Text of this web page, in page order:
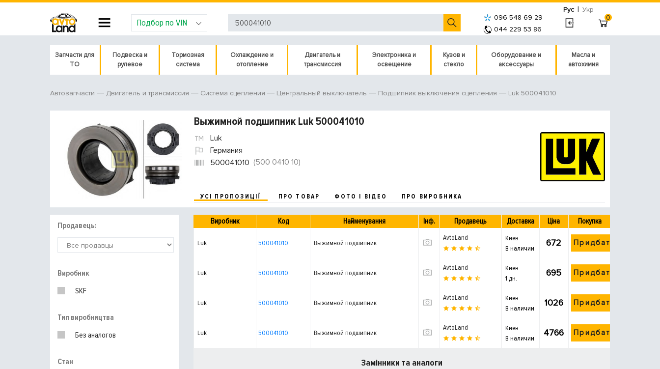
Рус | Укр
Подбор по VIN
096 548 69 29
044 229 53 86
0
Запчасти для
ТО
Подвеска и
рулевое
Тормозная
система
Охлаждение и
отопление
Двигатель и
трансмиссия
Электроника и
освещение
Кузов и
стекло
Оборудование и
аксессуары
Масла и
автохимия
Автозапчасти Двигатель и трансмиссия Система сцепления Центральный выключатель Подшипник выключения сцепления Luk 500041010
Выжимной подшипник Luk 500041010
Luk
Германия
500041010 (500 0410 10)
УСІ ПРОПОЗИЦІЇ ПРО ТОВАР ФОТО І ВІДЕО ПРО ВИРОБНИКА
Продавець:
Виробник
SKF
Тип виробництва
Без аналогов
Стан
Виробник Код Найменування Інф. Продавець Доставка Ціна Покупка
Luk 500041010 Выжимной подшипник
AvtoLand
Киев
В наличии
672 Придбати
Luk 500041010 Выжимной подшипник
AvtoLand
Киев
1 дн.
695 Придбати
Luk 500041010 Выжимной подшипник
AvtoLand
Киев
В наличии
1026 Придбати
Luk 500041010 Выжимной подшипник
AvtoLand
Киев
В наличии
4766 Придбати
Замінники та аналоги